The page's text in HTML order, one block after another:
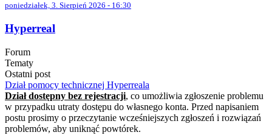
poniedziałek, 3. Sierpień 2026 - 16:30
Hyperreal
Forum
Tematy
Ostatni post
Dział pomocy technicznej Hyperreala
Dział dostępny bez rejestracji, co umożliwia zgłoszenie problemu
w przypadku utraty dostępu do własnego konta. Przed napisaniem
postu prosimy o przeczytanie wcześniejszych zgłoszeń i rozwiązań
problemów, aby uniknąć powtórek.